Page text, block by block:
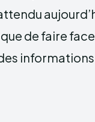
de faire